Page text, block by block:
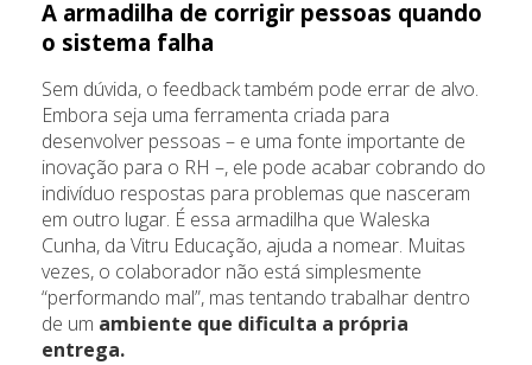
A armadilha de corrigir pessoas quando
o sistema falha
Sem dúvida, o feedback também pode errar de alvo.
Embora seja uma ferramenta criada para
desenvolver pessoas – e uma fonte importante de
inovação para o RH –, ele pode acabar cobrando do
indivíduo respostas para problemas que nasceram
em outro lugar. É essa armadilha que Waleska
Cunha, da Vitru Educação, ajuda a nomear. Muitas
vezes, o colaborador não está simplesmente
“performando mal”, mas tentando trabalhar dentro
de um ambiente que dificulta a própria
entrega.